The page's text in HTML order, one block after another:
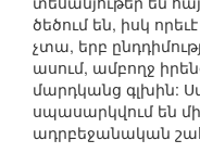
ծեծում են, իսկ
չտա, երբ
ասում, ամբողջ
մարդկանց գլխին:
սպասարկվում են
ադրբեջանական